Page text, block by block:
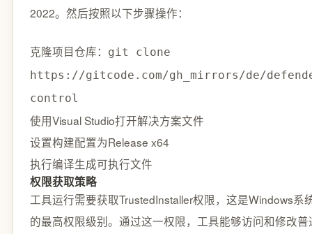
2022。然后按照以下步骤操作：
克隆项目仓库：
git clone
https://gitcode.com/gh_mirrors/de/
control
使用Visual Studio打开解决方案文件
设置构建配置为Release x64
执行编译生成可执行文件
权限获取策略
工具运行需要获取TrustedInstaller权限，这是Windows系
的最高权限级别。通过这一权限，工具能够访问和修改普